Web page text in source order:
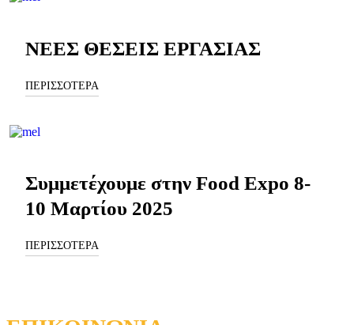
ΝΕΕΣ ΘΕΣΕΙΣ ΕΡΓΑΣΙΑΣ
ΠΕΡΙΣΣΟΤΕΡΑ
Συμμετέχουμε στην Food Expo 8-
10 Μαρτίου 2025
ΠΕΡΙΣΣΟΤΕΡΑ